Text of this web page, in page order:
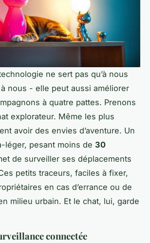
ne sert pas qu’à nous
nous - elle peut aussi améliorer
à quatre pattes. Prenons
explorateur. Même les plus
avoir des envies d’aventure. Un
léger, pesant moins de 30
de surveiller ses déplacements
petits traceurs, faciles à fixer,
en cas d’errance ou de
milieu urbain. Et le chat, lui, garde
connectée